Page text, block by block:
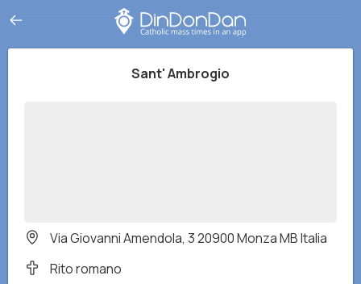
Sant' Ambrogio
Via Giovanni Amendola, 3 20900 Monza MB Italia
Rito romano